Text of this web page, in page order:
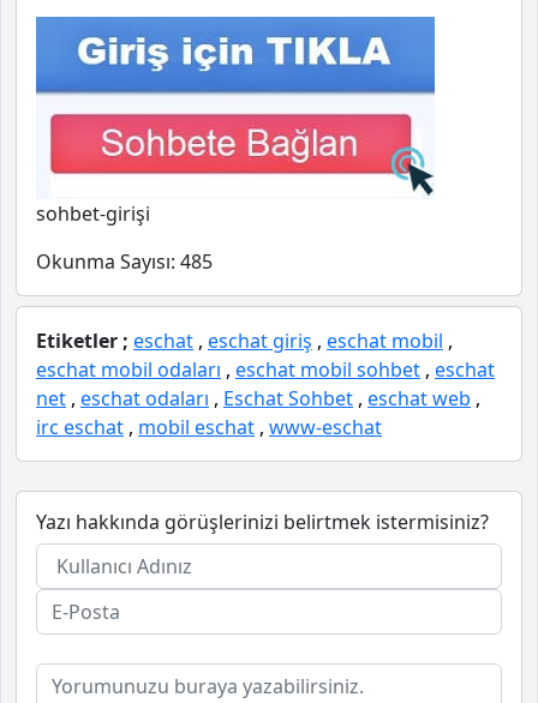
sohbet-girişi
Okunma Sayısı: 485
Etiketler ; eschat , eschat giriş , eschat mobil ,
eschat mobil odaları , eschat mobil sohbet , eschat
net , eschat odaları , Eschat Sohbet , eschat web ,
irc eschat , mobil eschat , www-eschat
Yazı hakkında görüşlerinizi belirtmek istermisiniz?